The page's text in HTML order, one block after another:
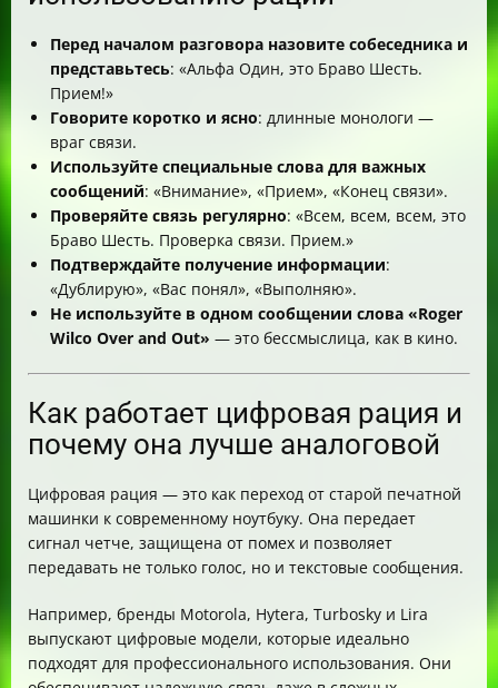
Перед началом разговора назовите собеседника и
представьтесь: «Альфа Один, это Браво Шесть.
Прием!»
Говорите коротко и ясно: длинные монологи —
враг связи.
Используйте специальные слова для важных
сообщений: «Внимание», «Прием», «Конец связи».
Проверяйте связь регулярно: «Всем, всем, всем, это
Браво Шесть. Проверка связи. Прием.»
Подтверждайте получение информации:
«Дублирую», «Вас понял», «Выполняю».
Не используйте в одном сообщении слова «Roger
Wilco Over and Out» — это бессмыслица, как в кино.
Как работает цифровая рация и
почему она лучше аналоговой
Цифровая рация — это как переход от старой печатной
машинки к современному ноутбуку. Она передает
сигнал четче, защищена от помех и позволяет
передавать не только голос, но и текстовые сообщения.
Например, бренды Motorola, Hytera, Turbosky и Lira
выпускают цифровые модели, которые идеально
подходят для профессионального использования. Они